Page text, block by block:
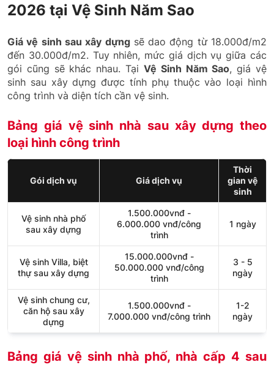
2026 tại Vệ Sinh Năm Sao
Giá vệ sinh sau xây dựngsẽ dao động từ 18.000đ/m2
đến 30.000đ/m2. Tuy nhiên, mức giá dịch vụ giữa các
gói cũng sẽ khác nhau. Tại Vệ Sinh Năm Sao, giá vệ
sinh sau xây dựng được tính phụ thuộc vào loại hình
công trình và diện tích cần vệ sinh.
Bảng giá vệ sinh nhà sau xây dựng theo
loại hình công trình
Gói dịch vụ Giá dịch vụ
Thời
gian vệ
sinh
Vệ sinh nhà phố
sau xây dựng
1.500.000vnđ -
6.000.000 vnđ/công
trình
1 ngày
Vệ sinh Villa, biệt
thự sau xây dựng
15.000.000vnđ -
50.000.000 vnđ/công
trình
3 - 5
ngày
Vệ sinh chung cư,
căn hộ sau xây
dựng
1.500.000vnđ -
7.000.000 vnđ/công trình
1-2
ngày
Bảng giá vệ sinh nhà phố, nhà cấp 4 sau